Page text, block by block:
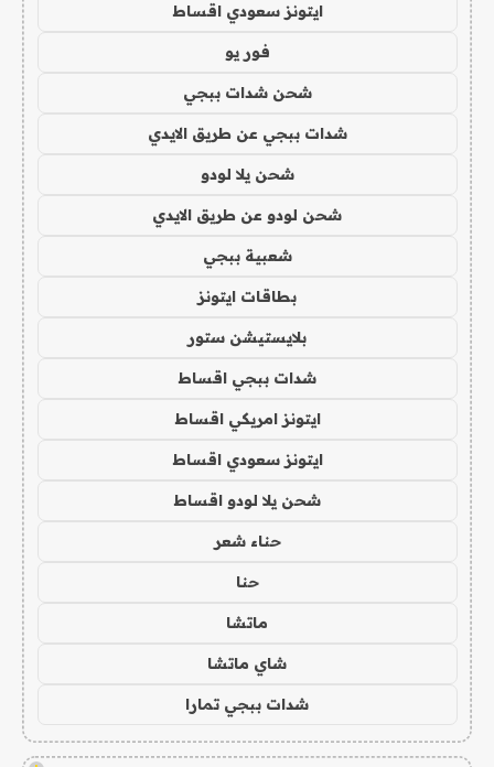
ايتونز سعودي اقساط
فور يو
شحن شدات ببجي
شدات ببجي عن طريق الايدي
شحن يلا لودو
شحن لودو عن طريق الايدي
شعبية ببجي
بطاقات ايتونز
بلايستيشن ستور
شدات ببجي اقساط
ايتونز امريكي اقساط
ايتونز سعودي اقساط
شحن يلا لودو اقساط
حناء شعر
حنا
ماتشا
شاي ماتشا
شدات ببجي تمارا